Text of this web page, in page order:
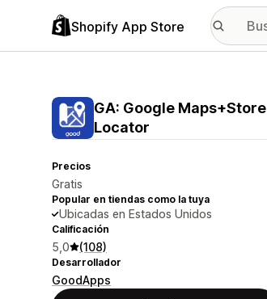
Shopify App Store
GA: Google Maps+Store
Locator
Precios
Gratis
Popular en tiendas como la tuya
Ubicadas en Estados Unidos
Calificación
5,0 (108)
Desarrollador
GoodApps